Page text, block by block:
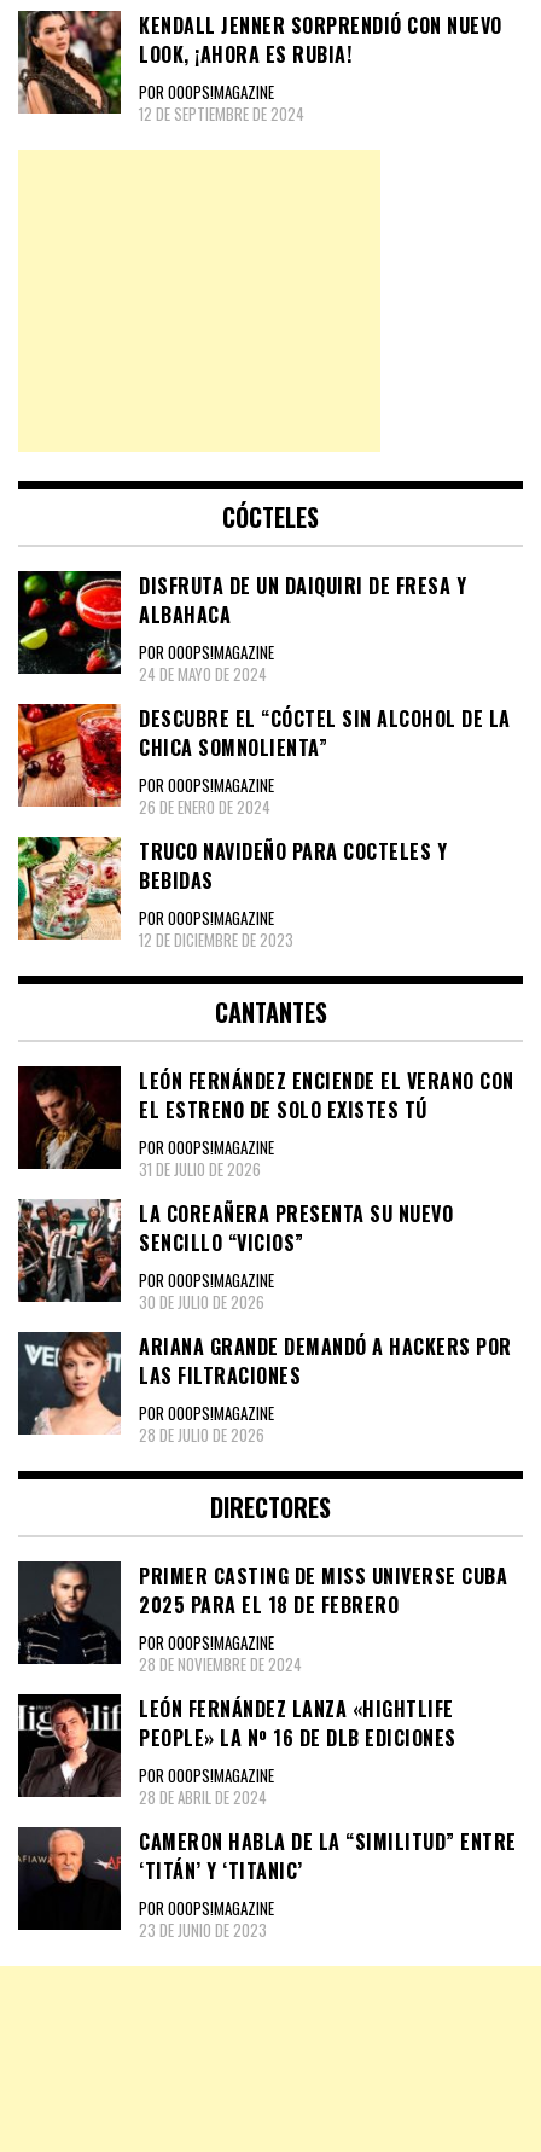
KENDALL JENNER SORPRENDIÓ CON NUEVO
LOOK, ¡AHORA ES RUBIA!
POR OOOPS!MAGAZINE
12 DE SEPTIEMBRE DE 2024
CÓCTELES
DISFRUTA DE UN DAIQUIRI DE FRESA Y
ALBAHACA
POR OOOPS!MAGAZINE
24 DE MAYO DE 2024
DESCUBRE EL “CÓCTEL SIN ALCOHOL DE LA
CHICA SOMNOLIENTA”
POR OOOPS!MAGAZINE
26 DE ENERO DE 2024
TRUCO NAVIDEÑO PARA COCTELES Y
BEBIDAS
POR OOOPS!MAGAZINE
12 DE DICIEMBRE DE 2023
CANTANTES
LEÓN FERNÁNDEZ ENCIENDE EL VERANO CON
EL ESTRENO DE SOLO EXISTES TÚ
POR OOOPS!MAGAZINE
31 DE JULIO DE 2026
LA COREAÑERA PRESENTA SU NUEVO
SENCILLO “VICIOS”
POR OOOPS!MAGAZINE
30 DE JULIO DE 2026
ARIANA GRANDE DEMANDÓ A HACKERS POR
LAS FILTRACIONES
POR OOOPS!MAGAZINE
28 DE JULIO DE 2026
DIRECTORES
PRIMER CASTING DE MISS UNIVERSE CUBA
2025 PARA EL 18 DE FEBRERO
POR OOOPS!MAGAZINE
28 DE NOVIEMBRE DE 2024
LEÓN FERNÁNDEZ LANZA «HIGHTLIFE
PEOPLE» LA Nº 16 DE DLB EDICIONES
POR OOOPS!MAGAZINE
28 DE ABRIL DE 2024
CAMERON HABLA DE LA “SIMILITUD” ENTRE
‘TITÁN’ Y ‘TITANIC’
POR OOOPS!MAGAZINE
23 DE JUNIO DE 2023